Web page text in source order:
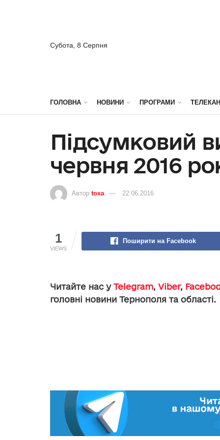
Субота, 8 Серпня
ГОЛОВНА НОВИНИ ПРОГРАМИ
Підсумковий
червня 2016
Автор toxa 22.06.2016
1
VIEWS
Поширити на Facebook
Читайте нас у Telegram, Viber,
головні новини Тернополя та області.